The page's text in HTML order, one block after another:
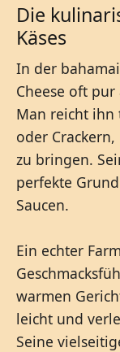
Die
Käses
In der
Cheese oft pur
Man reicht ihn
oder
zu bringen.
perfekte
Saucen.
Ein echter
warmen
leicht und
Seine